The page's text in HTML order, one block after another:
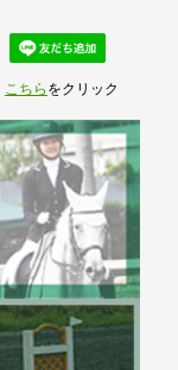
こちら をクリック